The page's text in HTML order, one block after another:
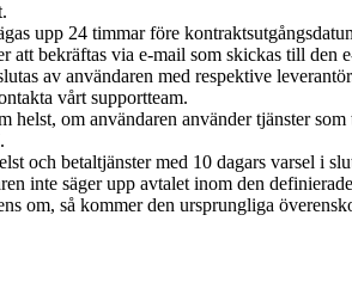
upp 24 timmar före
bekräftas via e-mail som skickas till den
av användaren med respektive
vårt supportteam.
helst, om användaren använder tjänster
och betaltjänster med 10 dagars varsel i
inte säger upp avtalet inom den
om, så kommer den ursprungliga